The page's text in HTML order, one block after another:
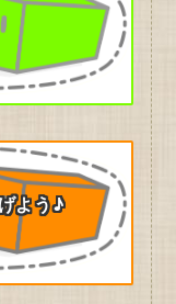
よう♪